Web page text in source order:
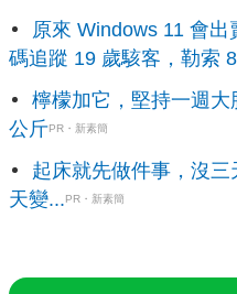
原來 Windows 11 會
碼追蹤 19 歲駭客，勒索
檸檬加它，堅持一週
公斤PR・新素簡
起床就先做件事，沒
天變...PR・新素簡